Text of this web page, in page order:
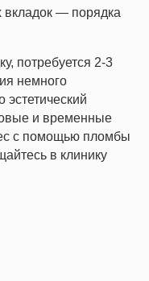
вкладок — порядка
потребуется 2-3
немного
и временные
с помощью пломбы
в клинику